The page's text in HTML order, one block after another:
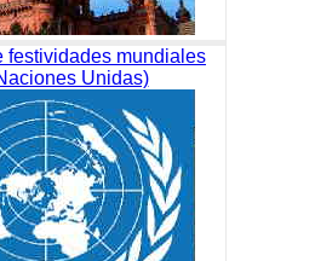
festividades mundiales
Unidas)